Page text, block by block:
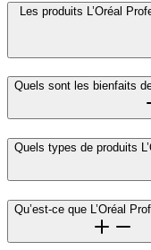
Les produits L’Oréal
Quels sont les bienfaits
Quels types de produits
Qu’est-ce que L’Oréal